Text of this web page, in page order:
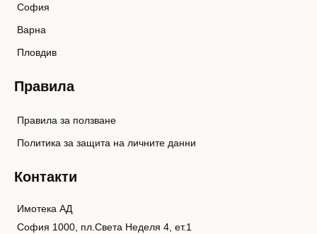
София
Варна
Пловдив
Правила
Правила за ползване
Политика за защита на личните данни
Контакти
Имотека АД
София 1000, пл.Света Неделя 4, ет.1